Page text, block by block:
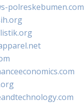
polreskebumen.com